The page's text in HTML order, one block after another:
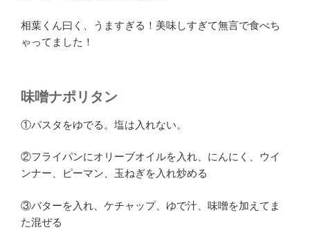
相葉くん曰く、うますぎる！美味しすぎて無言で食べち
ゃってました！
味噌ナポリタン
①パスタをゆでる。塩は入れない。
②フライパンにオリーブオイルを入れ、にんにく、ウイ
ンナー、ピーマン、玉ねぎを入れ炒める
③バターを入れ、ケチャップ、ゆで汁、味噌を加えてま
た混ぜる